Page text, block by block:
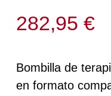
282,95€
Bombilla de
en formato